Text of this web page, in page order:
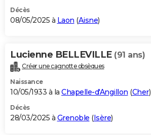
Décès
08/05/2025 à Laon (Aisne)
Lucienne BELLEVILLE (91 ans)
Créer une cagnotte obsèques
Naissance
10/05/1933 à la Chapelle-d'Angillon (Cher)
Décès
28/03/2025 à Grenoble (Isère)